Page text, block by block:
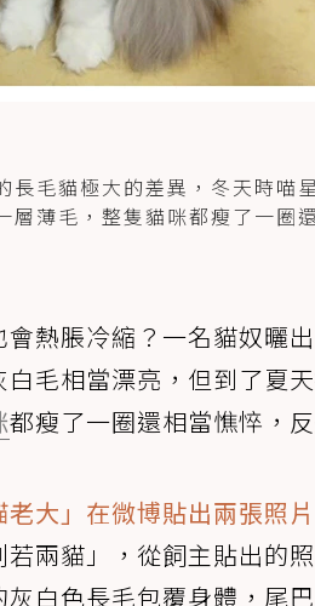
長毛貓極大的差異，冬天時
層薄毛，整隻貓咪都瘦了一圈
會熱脹冷縮？一名貓奴曬
白毛相當漂亮，但到了夏
都瘦了一圈還相當憔悴，
大」在微博貼出兩張照片
若兩貓」，從飼主貼出的
灰白色長毛包覆身體，尾